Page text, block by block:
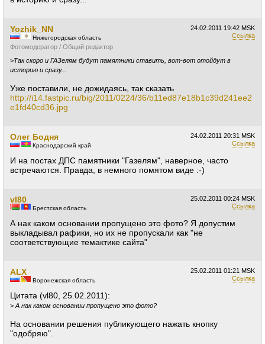
24.02.2011 19:42 MSK
Ссылка
Yozhik_NN
Нижегородская область
Фотомодератор / Общий редактор
>Так скоро и ГАЗелям будут памятники ставить, вот-вот отойдут в
историю и сразу...
Уже поставили, не дожидаясь, так сказать
http://i14.fastpic.ru/big/2011/0224/36/b11ed87e18b1c39d241ee2
e1fd40cd36.jpg
24.02.2011 20:31 MSK
Ссылка
Олег Бодня
Краснодарский край
И на постах ДПС памятники "Газелям", наверное, часто
встречаются. Правда, в немного помятом виде :-)
25.02.2011 00:24 MSK
Ссылка
vl80
Брестская область
А нак каком основании пропущено это фото? Я допустим
выкладывал рафики, но их не пропускали как "не
соответствующие темактике сайта"
25.02.2011 01:21 MSK
Ссылка
ALX
Воронежская область
Цитата (vl80, 25.02.2011):
> А нак каком основании пропущено это фото?
На основании решения публикующего нажать кнопку
"одобряю".